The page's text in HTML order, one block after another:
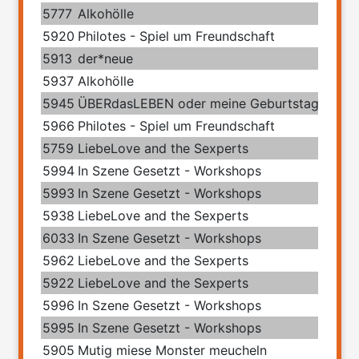
5777 Alkohölle
5920 Philotes - Spiel um Freundschaft
5913 der*neue
5937 Alkohölle
5945 ÜBERdasLEBEN oder meine Geburtstage mit
5966 Philotes - Spiel um Freundschaft
5759 LiebeLove and the Sexperts
5994 In Szene Gesetzt - Workshops
5993 In Szene Gesetzt - Workshops
5938 LiebeLove and the Sexperts
6033 In Szene Gesetzt - Workshops
5962 LiebeLove and the Sexperts
5922 LiebeLove and the Sexperts
5996 In Szene Gesetzt - Workshops
5995 In Szene Gesetzt - Workshops
5905 Mutig miese Monster meucheln